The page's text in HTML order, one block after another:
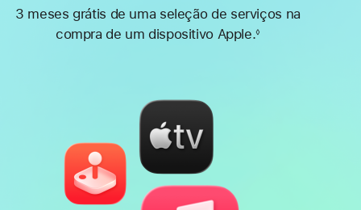
3 meses grátis de uma seleção de serviços na
compra de um dispositivo Apple.◊